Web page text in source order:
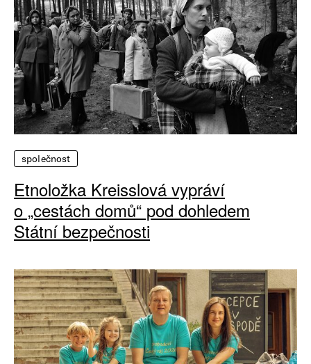
společnost
Etnoložka Kreisslová vypráví
o „cestách domů“ pod dohledem
Státní bezpečnosti